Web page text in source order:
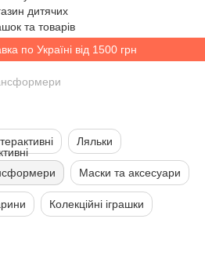
по Україні від 1500 грн
Ляльки
Маски та аксесуари
Колекційні іграшки